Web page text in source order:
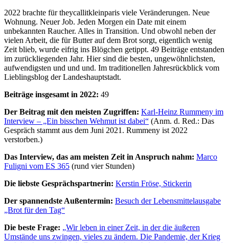
2022 brachte für theycallitkleinparis viele Veränderungen. Neue
Wohnung. Neuer Job. Jeden Morgen ein Date mit einem
unbekannten Raucher. Alles in Transition. Und obwohl neben der
vielen Arbeit, die für Butter auf dem Brot sorgt, eigentlich wenig
Zeit blieb, wurde eifrig ins Blögchen getippt. 49 Beiträge entstanden
im zurückliegenden Jahr. Hier sind die besten, ungewöhnlichsten,
aufwendigsten und und und. Im traditionellen Jahresrückblick vom
Lieblingsblog der Landeshauptstadt.
Beiträge insgesamt in 2022: 49
Der Beitrag mit den meisten Zugriffen: Karl-Heinz Rummeny im
Interview – „Ein bisschen Wehmut ist dabei“ (Anm. d. Red.: Das
Gespräch stammt aus dem Juni 2021. Rummeny ist 2022
verstorben.)
Das Interview, das am meisten Zeit in Anspruch nahm: Marco
Fuligni vom ES 365 (rund vier Stunden)
Die liebste Gesprächspartnerin: Kerstin Fröse, Stickerin
Der spannendste Außentermin: Besuch der Lebensmittelausgabe
„Brot für den Tag“
Die beste Frage: „Wir leben in einer Zeit, in der die äußeren
Umstände uns zwingen, vieles zu ändern. Die Pandemie, der Krieg